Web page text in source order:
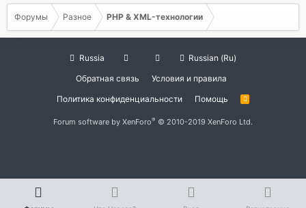
Форумы Разное PHP & XML-технологии
Russia
Russian (Ru)
Обратная связь
Условия и правила
Политика конфиденциальности
Помощь
R
Forum software by XenForo® © 2010-2019 XenForo Ltd.